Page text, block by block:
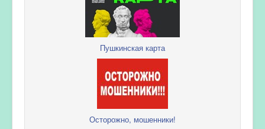
Пушкинская карта
Осторожно, мошенники!